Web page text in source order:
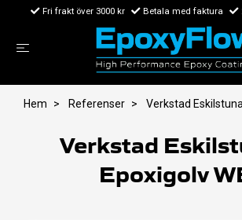
Fri frakt över 3000 kr Betala med faktura
Hem Referenser Verkstad
Verkstad
Epoxigolv